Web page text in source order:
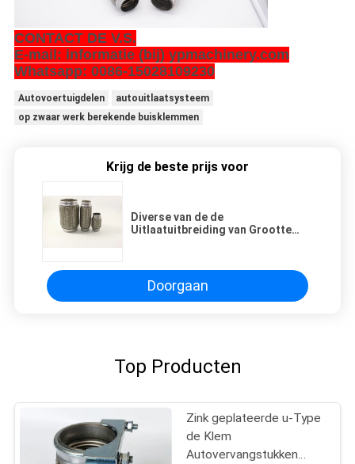
CONTACT DE V.S.
E-mail: informatie (bij) ypmachinery.com
Whatsapp: 0086-15028109230
Autovoertuigdelen
autouitlaatsysteem
op zwaar werk berekende buisklemmen
Krijg de beste prijs voor
Diverse van de de
Uitlaatuitbreiding van Grootte
Autouitlaatsysteem
Doorgaan
Top Producten
Zink geplateerde u-Type
de Klem
Autovervangstukken